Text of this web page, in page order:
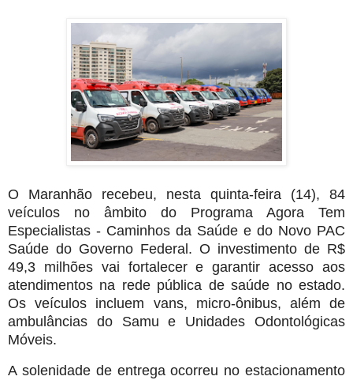
O Maranhão recebeu, nesta quinta-feira (14), 84
veículos no âmbito do Programa Agora Tem
Especialistas - Caminhos da Saúde e do Novo PAC
Saúde do Governo Federal. O investimento de R$
49,3 milhões vai fortalecer e garantir acesso aos
atendimentos na rede pública de saúde no estado.
Os veículos incluem vans, micro-ônibus, além de
ambulâncias do Samu e Unidades Odontológicas
Móveis.
A solenidade de entrega ocorreu no estacionamento